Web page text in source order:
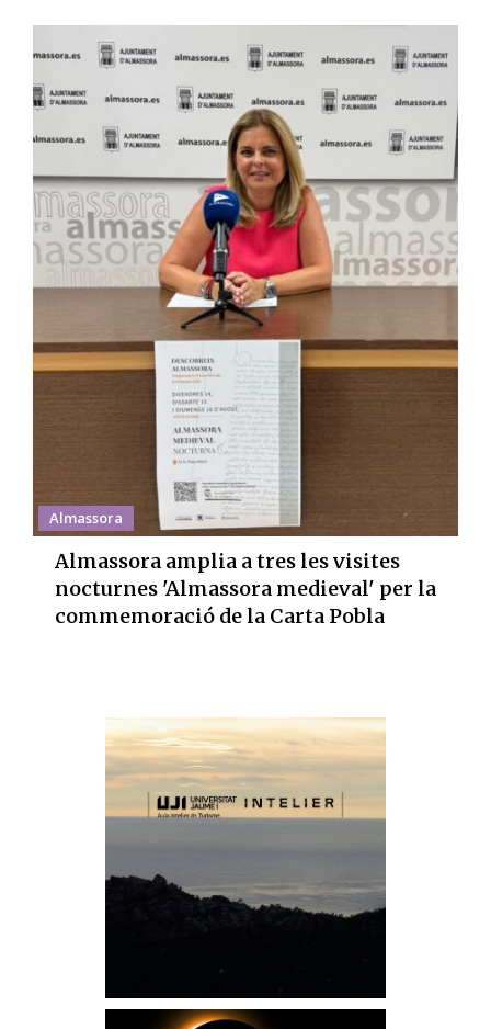
Almassora
Almassora amplia a tres les visites
nocturnes 'Almassora medieval' per la
commemoració de la Carta Pobla